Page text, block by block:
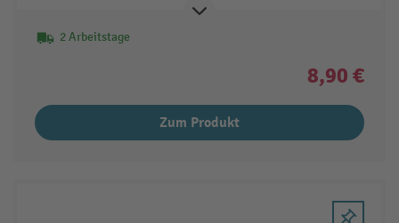
2 Arbeitstage
8,90 €
Zum Produkt